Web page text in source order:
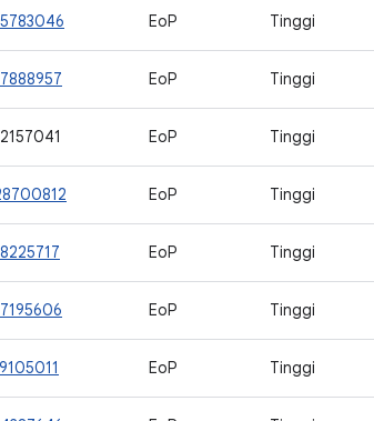
EoP Tinggi
EoP Tinggi
EoP Tinggi
EoP Tinggi
EoP Tinggi
EoP Tinggi
EoP Tinggi